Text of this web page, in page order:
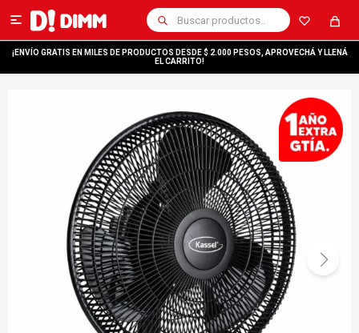

¡ENVÍO GRATIS EN MILES DE PRODUCTOS DESDE $ 2.000 PESOS, APROVECHÁ Y LLENÁ
EL CARRITO!